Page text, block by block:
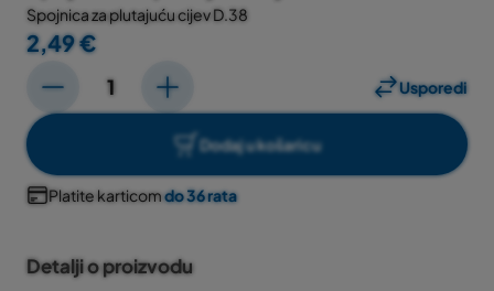
Spojnica za plutajuću cijev D.38
2,49 €
Dodaj u košaricu
Usporedi
Platite karticomdo 36 rata
Detalji o proizvodu